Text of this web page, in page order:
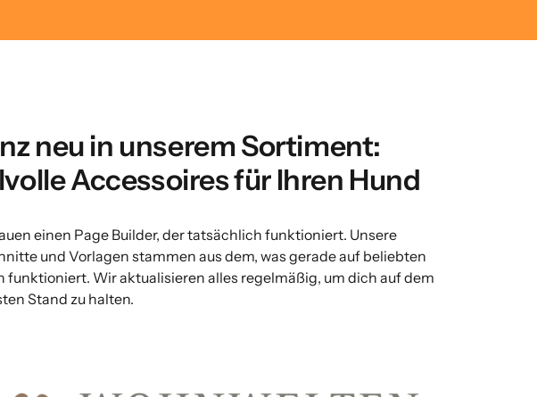
neu in unserem Sortiment:
Accessoires für Ihren Hund
einen Page Builder, der tatsächlich funktioniert. Unsere
und Vorlagen stammen aus dem, was gerade auf beliebten
funktioniert. Wir aktualisieren alles regelmäßig, um dich auf dem
Stand zu halten.